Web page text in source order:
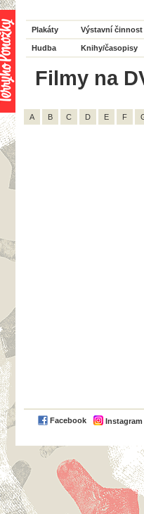
Plakáty Výstavní činnost
Hudba Knihy/časopisy
Filmy na
A B C D E F
Facebook Instagram